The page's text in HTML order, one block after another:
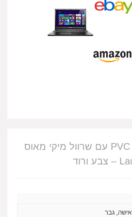
סינר PVC עם שרוול מיקי מאוס
אישה, גבר